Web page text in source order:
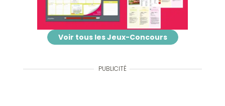
Voir tous les Jeux-Concours
PUBLICITÉ